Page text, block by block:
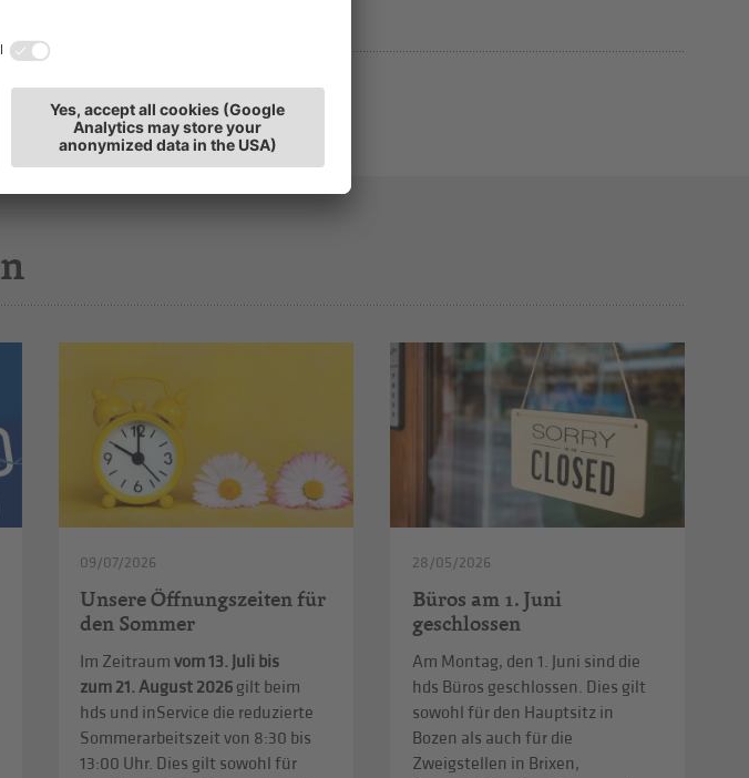
09/07/2026
Unsere Öffnungszeiten für
den Sommer
Im Zeitraumvom 13. Juli bis
zum 21. August 2026 gilt beim
hds und inService die reduzierte
Sommerarbeitszeit von 8:30 bis
13:00 Uhr. Dies gilt sowohl für
28/05/2026
Büros am 1. Juni
geschlossen
Am Montag, den 1. Juni sind die
hds Büros geschlossen. Dies gilt
sowohl für den Hauptsitz in
Bozen als auch für die
Zweigstellen in Brixen,